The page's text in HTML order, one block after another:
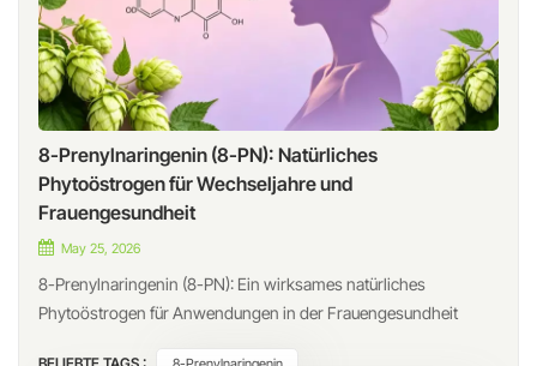
8-Prenylnaringenin (8-PN): Natürliches
Phytoöstrogen für Wechseljahre und
Frauengesundheit
May 25, 2026
8-Prenylnaringenin (8-PN): Ein wirksames natürliches
Phytoöstrogen für Anwendungen in der Frauengesundheit